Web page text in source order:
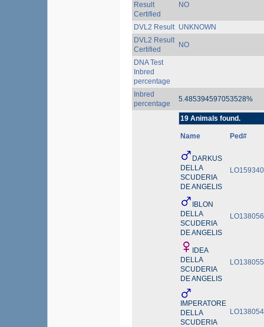
Result
Certified
NO
DVL2 Result UNKNOWN
DVL2 Result
Certified
NO
DNA Test
Inbred
percentage
Inbred
percentage
5.485394597053528%
19 Animals found.
Name Ped#
DARKUS
DELLA
SCUDERIA
DE ANGELIS
IBLON
DELLA
SCUDERIA
DE ANGELIS
IDEA
DELLA
SCUDERIA
DE ANGELIS
IMPERATORE
DELLA
SCUDERIA